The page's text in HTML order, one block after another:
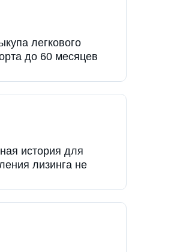
легкового
до 60 месяцев
история для
лизинга не